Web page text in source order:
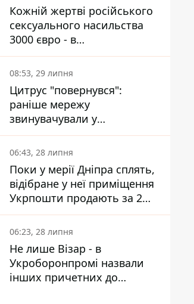
Кожній жертві російського
сексуального насильства
3000 євро - в
Мінсоцполітики пояснили
Інформатору, звідки на це
гроші
08:53, 29 липня
Цитрус "повернувся":
раніше мережу
звинувачували у
контрабанді техніки та
ухиленні від сплати
податків
06:43, 28 липня
Поки у мерії Дніпра сплять,
відібране у неї приміщення
Укрпошти продають за 2
мільйони
06:23, 28 липня
Не лише Візар - в
Укроборонпромі назвали
інших причетних до